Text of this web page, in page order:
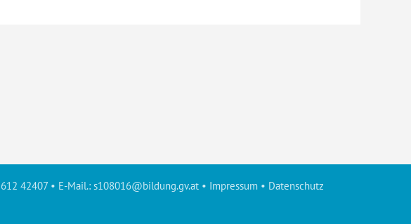
42407 • E-Mail.: s108016@bildung.gv.at • Impressum • Datenschutz